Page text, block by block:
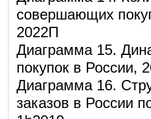
совершающих
2022П
Диаграмма 15.
покупок в России,
Диаграмма 16.
заказов в России